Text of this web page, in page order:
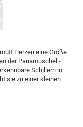
Herzen eine Größe
der Pauamuschel -
Schillern in
sie zu einer kleinen